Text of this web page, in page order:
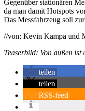
Gegenüber stationären
da man damit Hotspots
Das Messfahrzeug soll
//von: Kevin Kampa und
Teaserbild: Von außen
teilen
teilen
RSS-feed